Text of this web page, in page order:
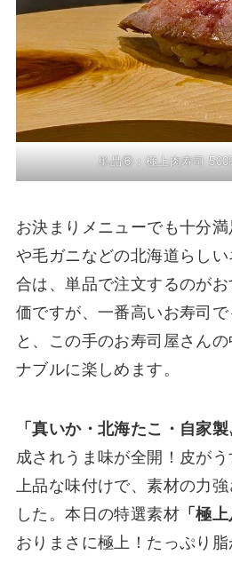
単品⑥：極上肉寿司 500
お決まりメニューでも十分
や毛ガニなどの北海道らし
合は、単品で注文するのが
価ですが、一番高いお寿司で
と、この手のお寿司屋さん
ナブルに楽しめます。
「真いか・北海たこ・自家製
成されうま味が全開！皮が
上品な味付けで、素材の力
した。本日の特選素材「極上
おりまさに極上！たっぷり